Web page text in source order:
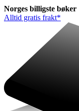
Norges billigste bøker
Alltid gratis frakt*